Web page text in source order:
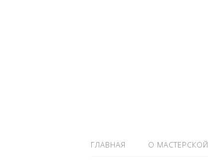
ГЛАВНАЯ О МАСТЕРСКОЙ